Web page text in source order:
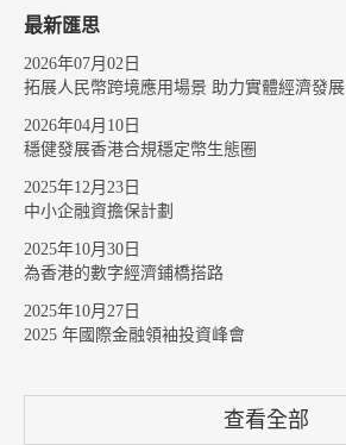
最新匯思
2026年07月02日
拓展人民幣跨境應用場景 助力實體經濟發展
2026年04月10日
穩健發展香港合規穩定幣生態圈
2025年12月23日
中小企融資擔保計劃
2025年10月30日
為香港的數字經濟鋪橋搭路
2025年10月27日
2025 年國際金融領袖投資峰會
查看全部